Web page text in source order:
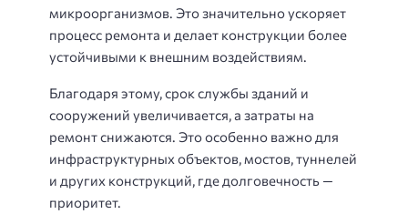
микроорганизмов. Это значительно ускоряет
процесс ремонта и делает конструкции более
устойчивыми к внешним воздействиям.
Благодаря этому, срок службы зданий и
сооружений увеличивается, а затраты на
ремонт снижаются. Это особенно важно для
инфраструктурных объектов, мостов, туннелей
и других конструкций, где долговечность —
приоритет.